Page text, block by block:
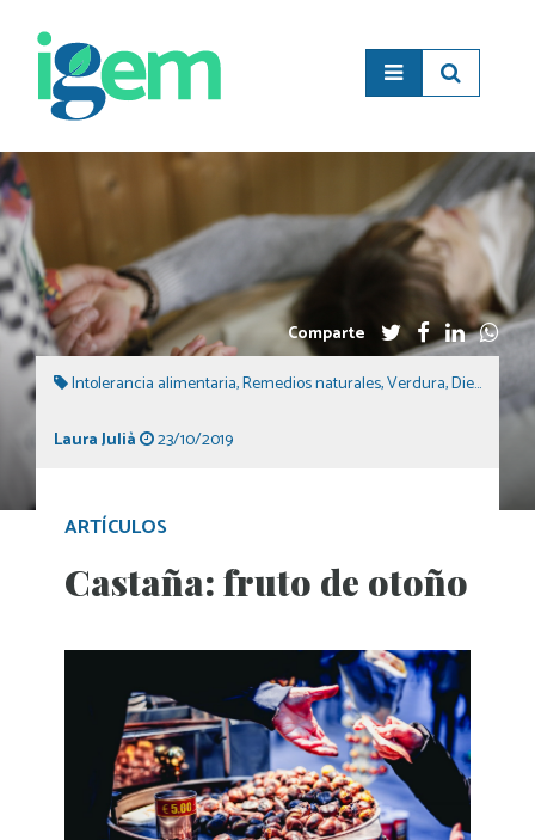
Comparte
Intolerancia alimentaria,Remedios naturales,Verdura,Dieta equilibrada
Laura Julià 23/10/2019
ARTÍCULOS
Castaña: fruto de otoño